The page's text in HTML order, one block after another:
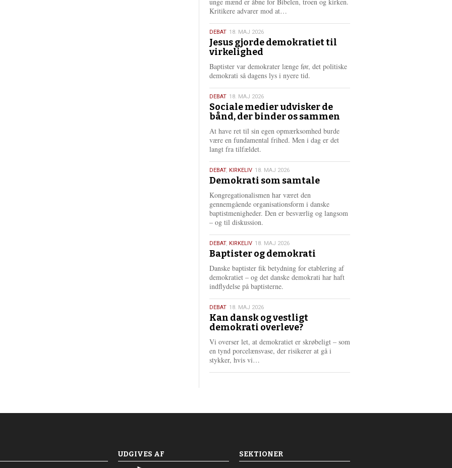
Kritikere advarer mod at…
e
e
18.
maj
2026
DEBAT 18. MAJ 2026
Jesus gjorde demokratiet til
virkelighed
Baptister var demokrater længe før, det politiske
demokrati så dagens lys i nyere tid.
18.
maj
2026
DEBAT 18. MAJ 2026
Sociale medier udvisker de
bånd, der binder os sammen
At have ret til sin egen opmærksomhed burde
være en fundamental frihed. Men i dag er det
langt fra tilfældet.
18.
maj
2026
DEBAT, KIRKELIV 18. MAJ 2026
Demokrati som samtale
Kongregationalismen har været den
gennemgående organisationsform i danske
baptistmenigheder. Den er besværlig og langsom
– og til diskussion.
18.
maj
2026
DEBAT, KIRKELIV 18. MAJ 2026
Baptister og demokrati
Danske baptister fik betydning for etablering af
demokratiet – og det danske demokrati har haft
indflydelse på baptisterne.
18.
maj
2026
DEBAT 18. MAJ 2026
Kan dansk og vestligt
demokrati overleve?
Vi overser let, at demokratiet er skrøbeligt – som
en tynd porcelænsvase, der risikerer at gå i
stykker, hvis vi…
e
UDGIVES AF SEKTIONER